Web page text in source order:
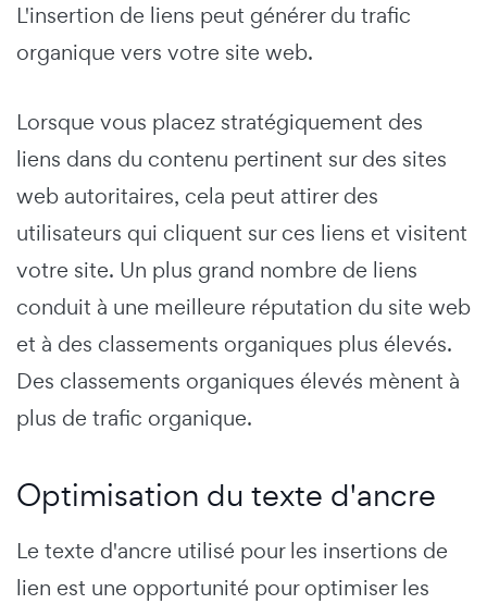
L'insertion de liens peut générer du trafic
organique vers votre site web.
Lorsque vous placez stratégiquement des
liens dans du contenu pertinent sur des sites
web autoritaires, cela peut attirer des
utilisateurs qui cliquent sur ces liens et visitent
votre site. Un plus grand nombre de liens
conduit à une meilleure réputation du site web
et à des classements organiques plus élevés.
Des classements organiques élevés mènent à
plus de trafic organique.
Optimisation du texte d'ancre
Le texte d'ancre utilisé pour les insertions de
lien est une opportunité pour optimiser les